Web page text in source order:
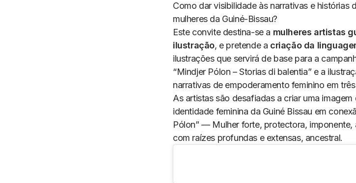
Como dar visibilidade às narrativas e histórias
mulheres da Guiné-Bissau?
Este convite destina-se a mulheres artistas
ilustração, e pretende a criação da
ilustrações que servirá de base para a
“Mindjer Pólon – Storias di balentia” e a
narrativas de empoderamento feminino em
As artistas são desafiadas a criar uma
identidade feminina da Guiné Bissau em
Pólon” — Mulher forte, protectora, imponente,
com raízes profundas e extensas, ancestral.